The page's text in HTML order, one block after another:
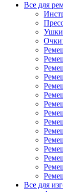
Все для
Ушки
Очки
Все для